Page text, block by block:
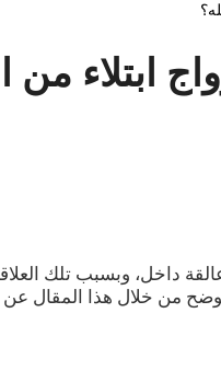
ابتلاء من
داخل، وبسبب تلك
من خلال هذا المقال عن